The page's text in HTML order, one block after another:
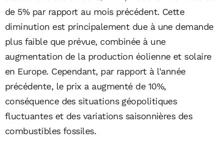
de 5% par rapport au mois précédent. Cette
diminution est principalement due à une demande
plus faible que prévue, combinée à une
augmentation de la production éolienne et solaire
en Europe. Cependant, par rapport à l'année
précédente, le prix a augmenté de 10%,
conséquence des situations géopolitiques
fluctuantes et des variations saisonnières des
combustibles fossiles.